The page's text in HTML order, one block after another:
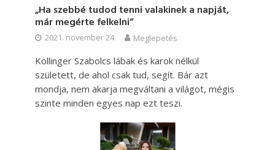
„Ha szebbé tudod tenni valakinek a napját,
már megérte felkelni”
2021. november 24. Meglepetés
Kollinger Szabolcs lábak és karok nélkül
született, de ahol csak tud, segít. Bár azt
mondja, nem akarja megváltani a világot, mégis
szinte minden egyes nap ezt teszi.